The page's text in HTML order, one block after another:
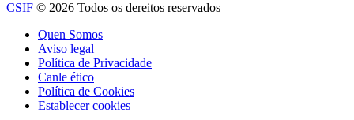
CSIF © 2026 Todos os dereitos reservados
Quen Somos
Aviso legal
Política de Privacidade
Canle ético
Política de Cookies
Establecer cookies